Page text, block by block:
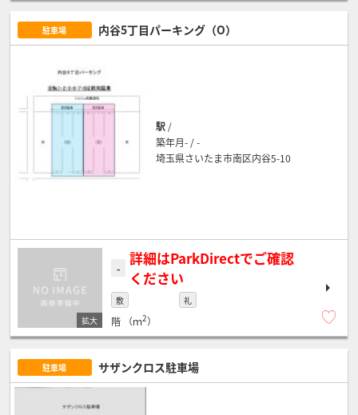
駐車場 内谷5丁目パーキング（O）
駅 /
築年月- / -
埼玉県さいたま市南区内谷5-10
-
詳細はParkDirectでご確認
ください
敷 礼
階 （ｍ2）
駐車場 サザンクロス駐車場